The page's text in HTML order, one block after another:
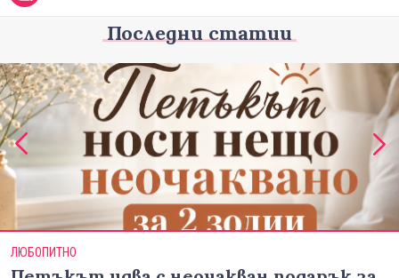
Последни статии
ЛЮБОПИТНО